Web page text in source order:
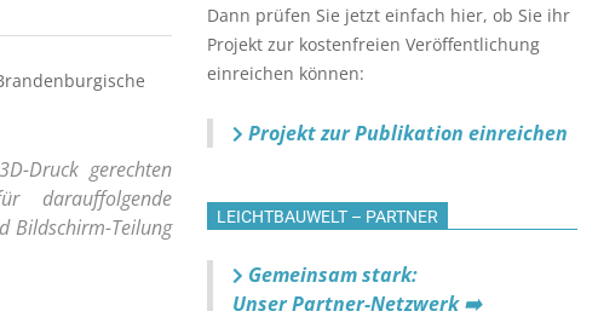
Druck gerechten
darauffolgende
Bildschirm-Teilung
Dann prüfen Sie jetzt einfach hier, ob Sie ihr
Projekt zur kostenfreien Veröffentlichung
einreichen können:
Projekt zur Publikation einreichen
LEICHTBAUWELT – PARTNER
Gemeinsam stark:
Unser Partner-Netzwerk ➡️